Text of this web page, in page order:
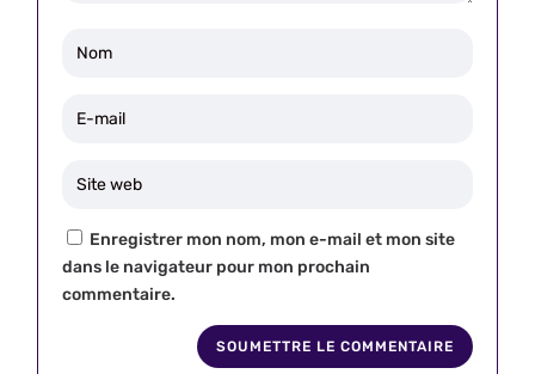
Enregistrer mon nom, mon e-mail et mon site
dans le navigateur pour mon prochain
commentaire.
SOUMETTRE LE COMMENTAIRE